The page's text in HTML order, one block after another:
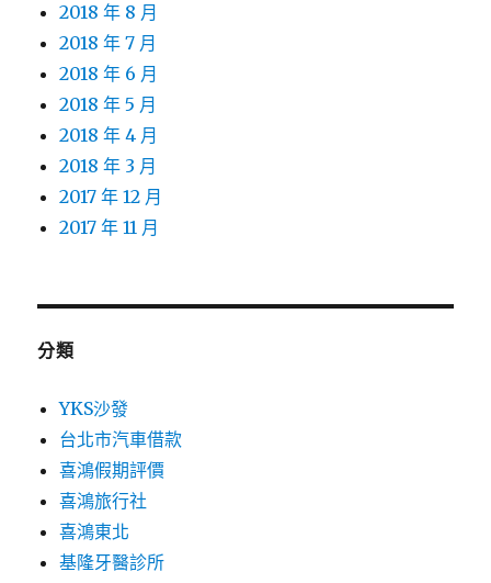
2018 年 8 月
2018 年 7 月
2018 年 6 月
2018 年 5 月
2018 年 4 月
2018 年 3 月
2017 年 12 月
2017 年 11 月
分類
YKS沙發
台北市汽車借款
喜鴻假期評價
喜鴻旅行社
喜鴻東北
基隆牙醫診所